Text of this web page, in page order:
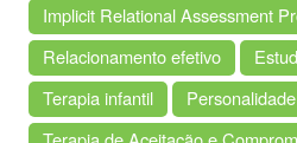
Implicit Relational Assessment
Relacionamento efetivo
Terapia infantil